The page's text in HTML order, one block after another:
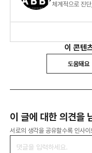
체계적으로 진
이 콘텐
도움돼요
이 글에 대한 의견을
서로의 생각을 공유할수록 인사